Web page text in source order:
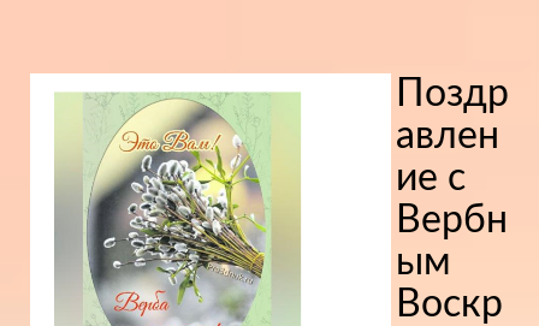
Поздр
авлен
ие с
Вербн
ым
Воскр